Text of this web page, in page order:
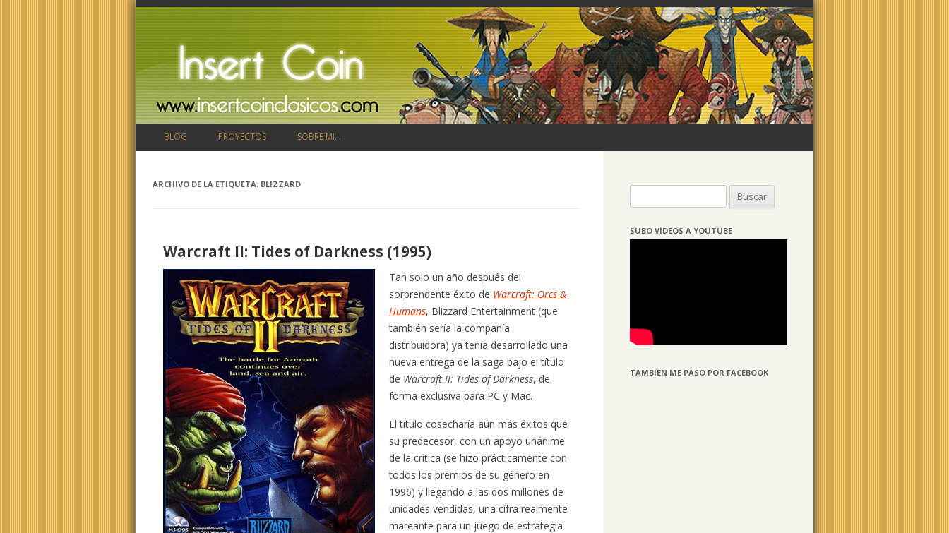
BLOG PROYECTOS SOBRE MI…
ARCHIVO DE LA ETIQUETA: BLIZZARD
Warcraft II: Tides of Darkness (1995)
Tan solo un año después del
sorprendente éxito de Warcraft: Orcs &
Humans, Blizzard Entertainment (que
también sería la compañía
distribuidora) ya tenía desarrollado una
nueva entrega de la saga bajo el título
de Warcraft II: Tides of Darkness, de
forma exclusiva para PC y Mac.
El título cosecharía aún más éxitos que
su predecesor, con un apoyo unánime
de la crítica (se hizo prácticamente con
todos los premios de su género en
1996) y llegando a las dos millones de
unidades vendidas, una cifra realmente
mareante para un juego de estrategia
SUBO VÍDEOS A YOUTUBE
TAMBIÉN ME PASO POR FACEBOOK